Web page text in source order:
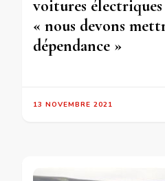
voitures
« nous devons
dépendance »
13 NOVEMBRE 2021